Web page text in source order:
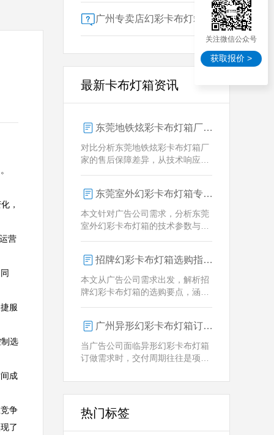
，
营
服
选
成
争
了
广州专卖店幻彩卡布灯箱选购指南：一位广告总监的售后保障启示录
最新卡布灯箱资讯
东莞地铁炫彩卡布灯箱厂家售后保障对比指南：广告公司选型核心要素解析
对比分析东莞地铁炫彩卡布灯箱厂
家的售后保障差异，从技术响应、
在动态效果与全天候耐用性上的专
业解决方案。
东莞室外幻彩卡布灯箱专业供应商技术解析
本文针对广告公司需求，分析东莞
室外幻彩卡布灯箱的技术参数与定
招牌幻彩卡布灯箱选购指南：广州广告公司专业视角
本文从广告公司需求出发，解析招
牌幻彩卡布灯箱的选购要点，涵盖
户提供专业解决方案。
广州异形幻彩卡布灯箱订做：广告人必看的交付周期决策指南
当广告公司面临异形幻彩卡布灯箱
订做需求时，交付周期往往是项目
过技术预配与柔性生产体系，将定
制周期压缩至行业领先水平？
热门标签
关注微信公众号
获取报价 >